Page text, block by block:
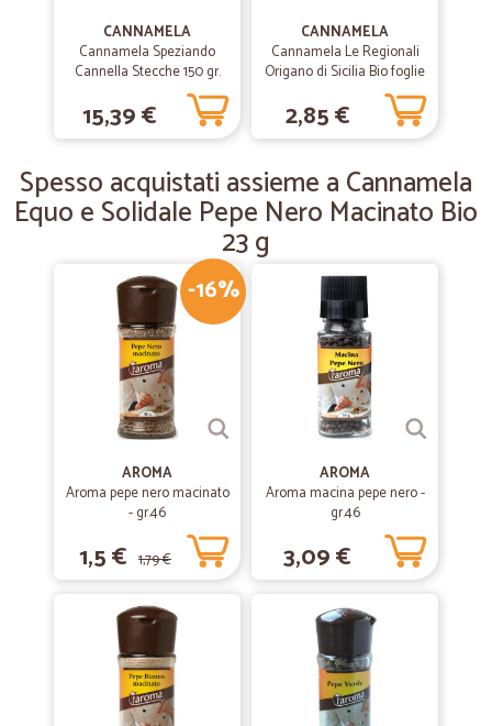
Precisi e veloci . venditore consigliatissimo
05/11/2019
Francesca C.
Marcella R.
Ottimo servizio. Peccato far pagare la consegna al piano.
CANNAMELA
Cannamela Speziando
Cannella Stecche 150 gr.
15,39 €
CANNAMELA
Cannamela Le Regionali
Origano di Sicilia Bio foglie
2,85 €
Spesso acquistati assieme a Cannamela
Equo e Solidale Pepe Nero Macinato Bio
23 g
-16%
AROMA
Aroma pepe nero macinato
- gr.46
1,5 € 1,79 €
AROMA
Aroma macina pepe nero -
gr.46
3,09 €